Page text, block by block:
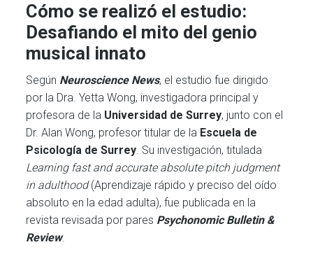
Cómo se realizó el estudio:
Desafiando el mito del genio
musical innato
Según Neuroscience News, el estudio fue dirigido
por la Dra. Yetta Wong, investigadora principal y
profesora de la Universidad de Surrey, junto con el
Dr. Alan Wong, profesor titular de la Escuela de
Psicología de Surrey. Su investigación, titulada
Learning fast and accurate absolute pitch judgment
in adulthood(Aprendizaje rápido y preciso del oído
absoluto en la edad adulta), fue publicada en la
revista revisada por pares Psychonomic Bulletin &
Review.